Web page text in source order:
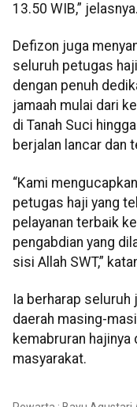
13.50 WIB,” jelasnya.
Defizon juga
seluruh petugas
dengan penuh
jamaah mulai dari
di Tanah Suci
berjalan lancar dan
“Kami
petugas haji yang
pelayanan terbaik
pengabdian yang
sisi Allah SWT,”
Ia berharap
daerah masing-
kemabruran hajinya
masyarakat.